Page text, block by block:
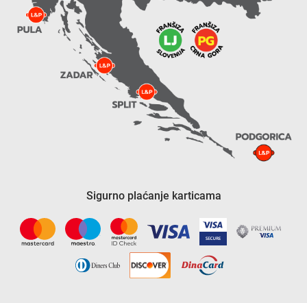
Sigurno plaćanje karticama